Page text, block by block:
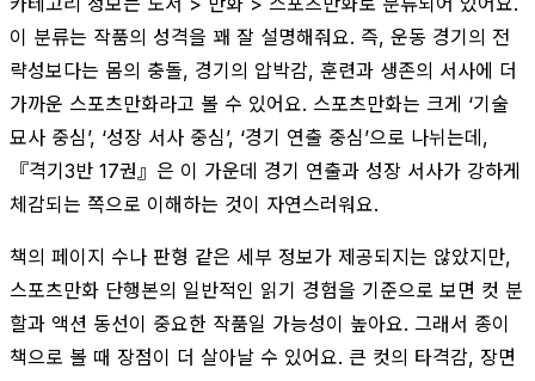
이 분류는 작품의 성격을 꽤 잘 설명해줘요. 즉, 운동 경기의 전
략성보다는 몸의 충돌, 경기의 압박감, 훈련과 생존의 서사에 더
가까운 스포츠만화라고 볼 수 있어요. 스포츠만화는 크게 ‘기술
묘사 중심’, ‘성장 서사 중심’, ‘경기 연출 중심’으로 나뉘는데,
『격기3반 17권』은 이 가운데 경기 연출과 성장 서사가 강하게
체감되는 쪽으로 이해하는 것이 자연스러워요.
책의 페이지 수나 판형 같은 세부 정보가 제공되지는 않았지만,
스포츠만화 단행본의 일반적인 읽기 경험을 기준으로 보면 컷 분
할과 액션 동선이 중요한 작품일 가능성이 높아요. 그래서 종이
책으로 볼 때 장점이 더 살아날 수 있어요. 큰 컷의 타격감, 장면